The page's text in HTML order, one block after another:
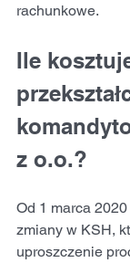
rachunkowe.
Ile
z o.o.?
Od 1 marca 2020
zmiany w KSH,
uproszczenie